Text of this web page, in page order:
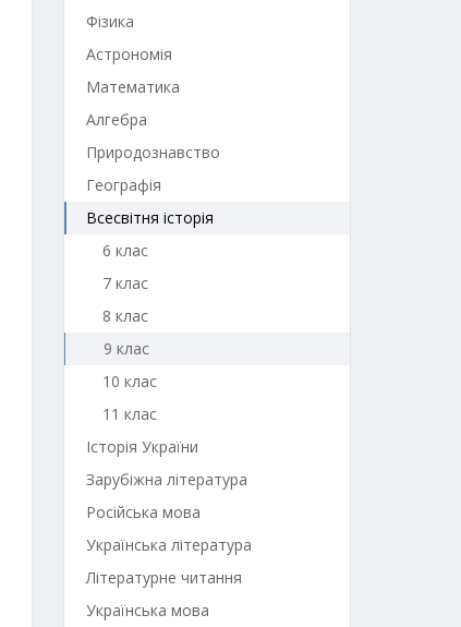
Фізика
Астрономія
Математика
Алгебра
Природознавство
Географія
Всесвітня історія
6 клас
7 клас
8 клас
9 клас
10 клас
11 клас
Історія України
Зарубіжна література
Російська мова
Українська література
Літературне читання
Українська мова